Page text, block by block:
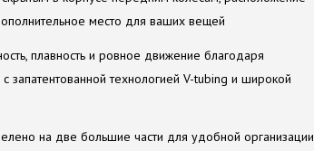
место для ваших вещей
плавность и ровное движение благодаря
запатентованной технологией V-tubing и широкой
на две большие части для удобной организации